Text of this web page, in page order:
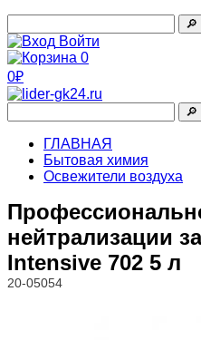
🔎︎
Войти
0
0₽
🔎︎
ГЛАВНАЯ
Бытовая химия
Освежители воздуха
нейтрализации
Intensive 702 5 л
20-05054